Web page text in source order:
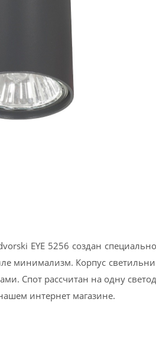
EYE 5256 создан
минимализм. Корпус
Спот рассчитан на одну
интернет магазине.